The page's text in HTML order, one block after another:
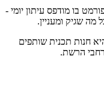
בו מודפס עיתון יומי -
שגיק ומעניין.
חנות תכנית שותפים